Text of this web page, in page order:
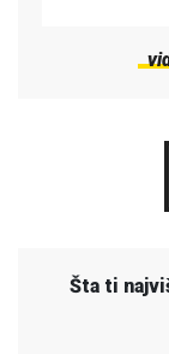
Šta ti